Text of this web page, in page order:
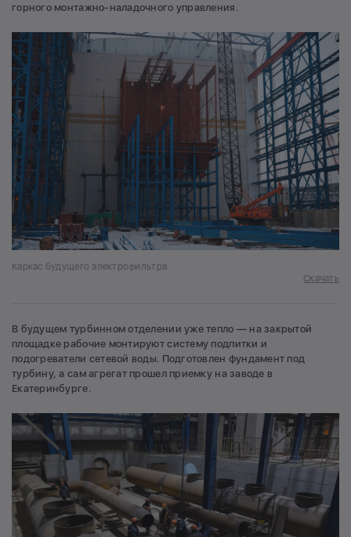
горного монтажно-наладочного управления.
Каркас будущего электрофильтра
Скачать
В будущем турбинном отделении уже тепло — на закрытой
площадке рабочие монтируют систему подпитки и
подогреватели сетевой воды. Подготовлен фундамент под
турбину, а сам агрегат прошел приемку на заводе в
Екатеринбурге.